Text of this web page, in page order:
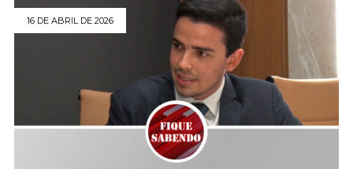
16 DE ABRIL DE 2026